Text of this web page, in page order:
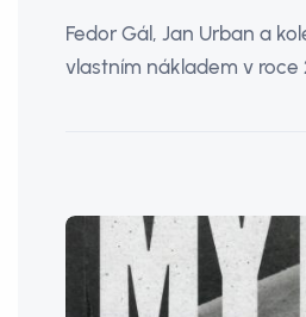
Fedor Gál, Jan Urban a
vlastním nákladem v roce